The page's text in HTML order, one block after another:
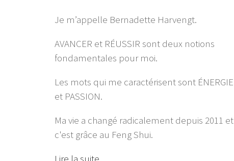
Je m’appelle Bernadette Harvengt.
AVANCER et RÉUSSIR sont deux notions
fondamentales pour moi.
Les mots qui me caractérisent sont ÉNERGIE
et PASSION.
Ma vie a changé radicalement depuis 2011 et
c'est grâce au Feng Shui.
Lire la suite